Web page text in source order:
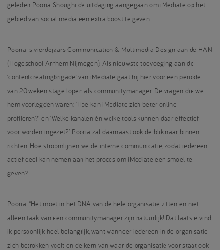
geleden Pooria Shoughi de uitdaging aangegaan om iMediate op het
gebied van social media een extra boost te geven.
Pooria is vierdejaars Communication & Multimedia Design aan de HAN
(Hogeschool Arnhem Nijmegen). Als nieuwste toevoeging aan de
‘contentcreatingbrigade’ van iMediate gaat hij hier voor een periode
van 20 weken stage lopen als communitymanager. De vragen die we
hem voorlegden waren: ‘Hoe kan iMediate zich beter online
profileren?’ en ‘Welke kanalen én welke tools kunnen daar effectief
voor worden ingezet?’ Pooria zal daarnaast ook de blik naar binnen
richten. Hoe stroomlijnen we de interne communicatie, zodat iedereen
actief deel kan nemen aan het proces om iMediate een smoel te
geven?
Pooria: “Het moet in het DNA van de hele organisatie zitten en niet
alleen taak van een communitymanager zijn natuurlijk! Dat laatste vind
ik persoonlijk heel belangrijk, want wanneer iedereen in de organisatie
zich betrokken voelt en de kern van waar de organisatie voor staat ook